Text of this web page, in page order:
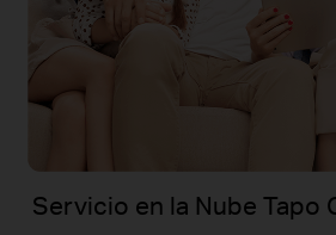
Servicio en la Nube Tapo